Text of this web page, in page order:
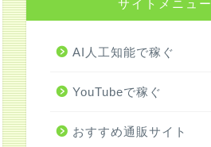
サイトメニュー
AI人工知能で稼ぐ
YouTubeで稼ぐ
おすすめ通販サイト